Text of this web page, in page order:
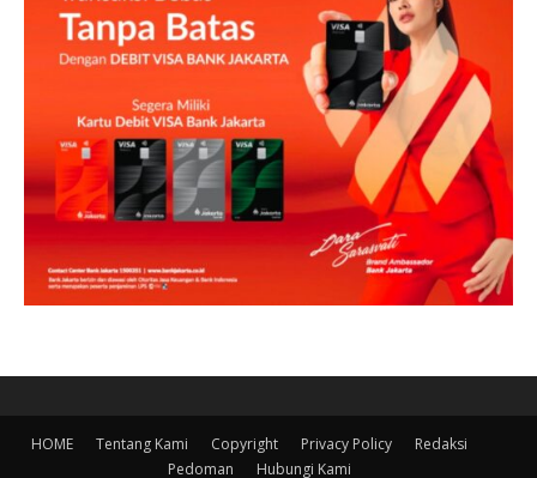
HOME Tentang Kami Copyright Privacy Policy
Redaksi
Pedoman
Hubungi Kami